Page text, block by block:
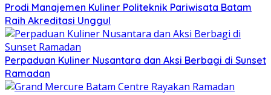
Prodi Manajemen Kuliner Politeknik Pariwisata Batam
Raih Akreditasi Unggul
Perpaduan Kuliner Nusantara dan Aksi Berbagi di Sunset
Ramadan